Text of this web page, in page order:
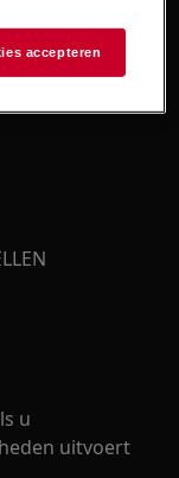
of
veren
u
uitvoert
accepteren